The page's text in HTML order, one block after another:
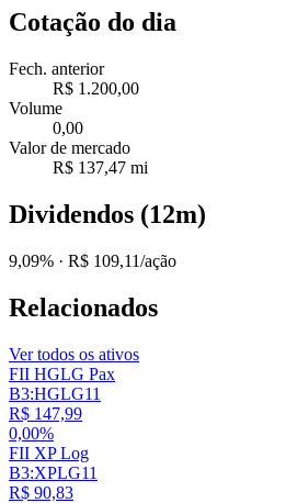
Cotação do dia
Fech. anterior
R$ 1.200,00
Volume
0,00
Valor de mercado
R$ 137,47 mi
Dividendos (12m)
9,09% · R$ 109,11/ação
Relacionados
Ver todos os ativos
FII HGLG Pax
B3:HGLG11
R$ 147,99
0,00%
FII XP Log
B3:XPLG11
R$ 90,83